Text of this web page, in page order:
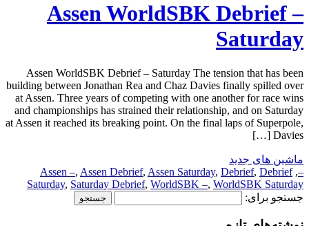
Assen WorldSBK Debrief –
Saturday
Assen WorldSBK Debrief – Saturday The tension that has been
building between Jonathan Rea and Chaz Davies finally spilled over
at Assen. Three years of competing with one another for race wins
and championships has strained their relationship, and on Saturday
at Assen it reached its breaking point. On the final laps of Superpole,
Davies […]
ماشین های جدید
–
,
Assen –, Assen Debrief, Assen Saturday, Debrief, Debrief
Saturday, Saturday Debrief, WorldSBK –, WorldSBK Saturday
جستجو برای: